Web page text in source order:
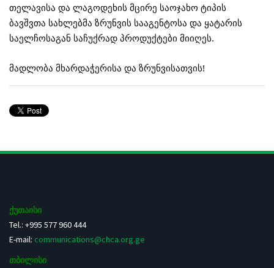
თელავისა და ლაგოდეხის მცირე საოჯახო ტიპის
ბავშვთა სახლებმა ზრუნვის სააგენტოსა და ყატარის
საელჩოსაგან საჩუქრად პროდუქტები მიიღეს.
მადლობა მხარდაჭერისა და ზრუნვისათვის!
ქუთაისი
Tel.: +995 577 960 444
E-mail: communications@chca.org.ge
თბილისი